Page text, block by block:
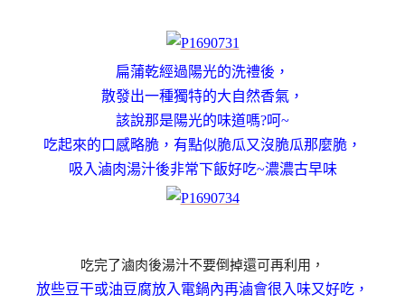
扁蒲乾經過陽光的洗禮後，
散發出一種獨特的大自然香氣，
該說那是陽光的味道嗎?呵~
吃起來的口感略脆， 有點似脆瓜又沒脆瓜那麼脆，
吸入滷肉湯汁後非常下飯好吃~濃濃古早味
吃完了滷肉後湯汁不要倒掉還可再利用，
放些豆干或油豆腐放入電鍋內再滷會很入味又好吃，